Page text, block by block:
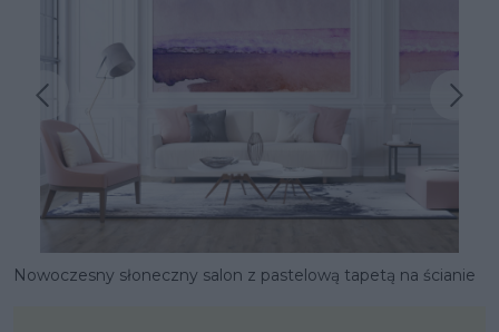
Poprzednia inspiracja
Następna inspiracja
Nowoczesny słoneczny salon z pastelową tapetą na ścianie